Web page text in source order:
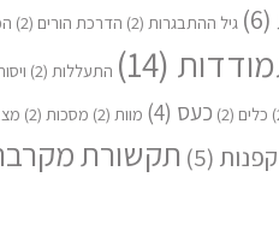
(6) גיל ההתבגרות (2) הדרכת הורים (2)
(14) התעללות (2)
כלים (2) כעס (4) מוות (2) מסכות (2)
(5) תקשורת